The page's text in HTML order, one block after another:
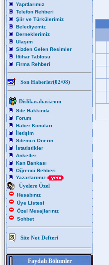
Yapıtlarımız
Telefon Rehberi
Şiir ve Türkülerimiz
Belediyemiz
Derneklerimiz
Ulaşım
Sizden Gelen Resimler
İftihar Tablosu
Firma Rehberi
Son Haberler(02/08)
Dislikasabasi.com
Site Hakkında
Forum
Haber Konuları
İletişim
Sitemizi Önerin
İstatistikler
Anketler
Kan Bankası
Öğrenci Rehberi
Yazarlarımız
Üyelere Özel
Hesabınız
Üye Listesi
Özel Mesajlarınız
Sohbet
Site Not Defteri
Faydalı Bölümler